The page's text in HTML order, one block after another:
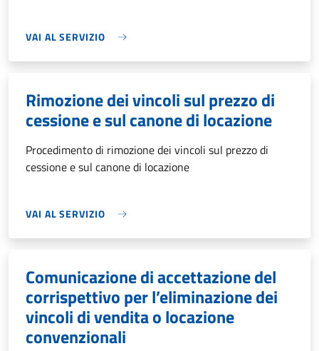
VAI AL SERVIZIO
Rimozione dei vincoli sul prezzo di
cessione e sul canone di locazione
Procedimento di rimozione dei vincoli sul prezzo di
cessione e sul canone di locazione
VAI AL SERVIZIO
Comunicazione di accettazione del
corrispettivo per l’eliminazione dei
vincoli di vendita o locazione
convenzionali